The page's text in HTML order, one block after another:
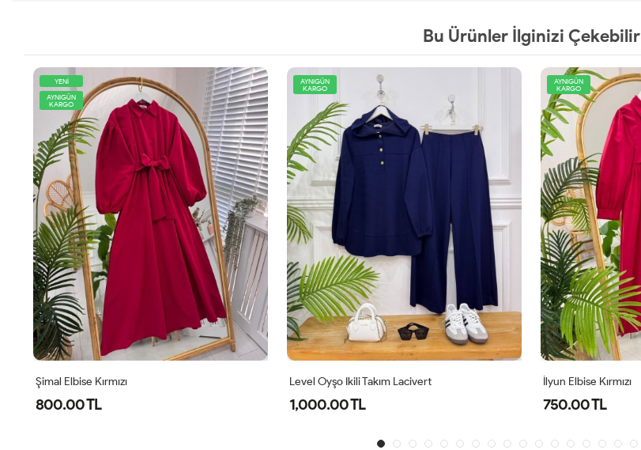
Bu Ürünler İlginizi Çekebilir
YENİ
AYNIGÜN
KARGO
Şimal Elbise Kırmızı
800.00 TL
AYNIGÜN
KARGO
Level Oyşo Ikili Takım Lacivert
1,000.00 TL
AYNIGÜN
KARGO
İlyun Elbise Kırmızı
750.00 TL